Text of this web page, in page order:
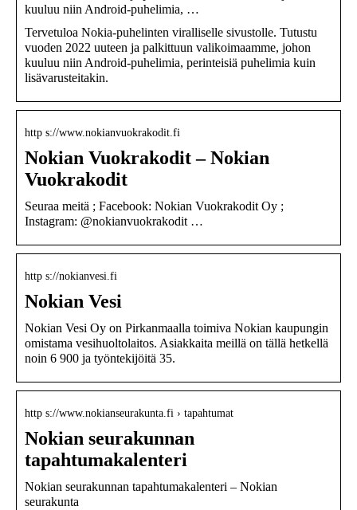
kuuluu niin Android-puhelimia, …
Tervetuloa Nokia-puhelinten viralliselle sivustolle. Tutustu
vuoden 2022 uuteen ja palkittuun valikoimaamme, johon
kuuluu niin Android-puhelimia, perinteisiä puhelimia kuin
lisävarusteitakin.
http s://www.nokianvuokrakodit.fi
Nokian Vuokrakodit – Nokian
Vuokrakodit
Seuraa meitä ; Facebook: Nokian Vuokrakodit Oy ;
Instagram: @nokianvuokrakodit …
http s://nokianvesi.fi
Nokian Vesi
Nokian Vesi Oy on Pirkanmaalla toimiva Nokian kaupungin
omistama vesihuoltolaitos. Asiakkaita meillä on tällä hetkellä
noin 6 900 ja työntekijöitä 35.
http s://www.nokianseurakunta.fi › tapahtumat
Nokian seurakunnan
tapahtumakalenteri
Nokian seurakunnan tapahtumakalenteri – Nokian
seurakunta